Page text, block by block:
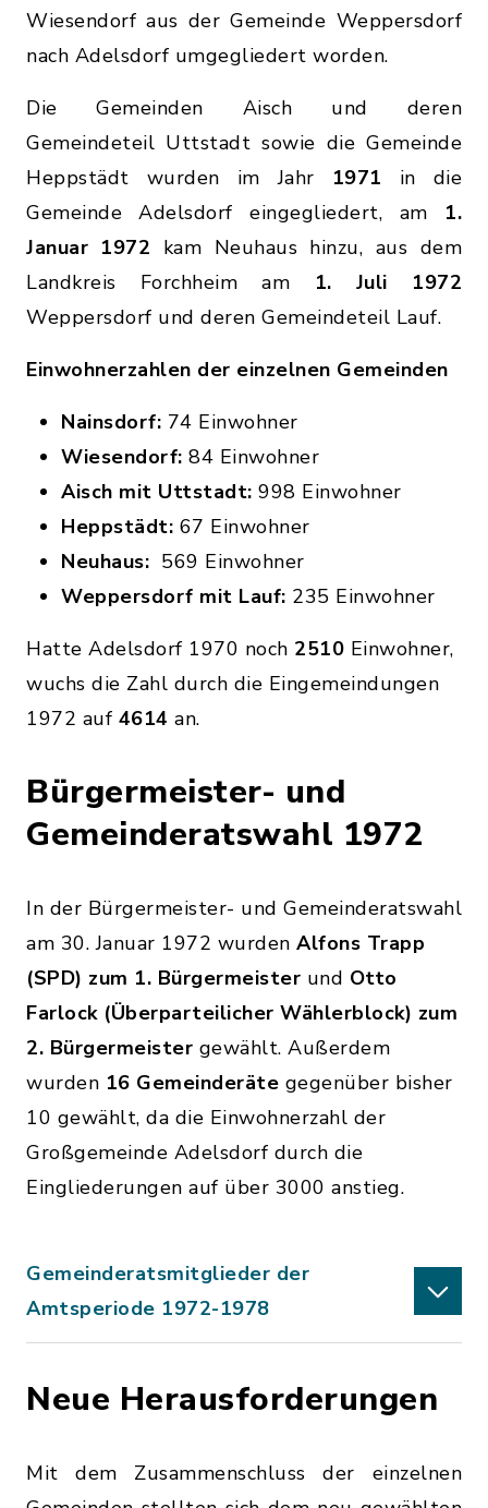
Wiesendorf aus der Gemeinde Weppersdorf
nach Adelsdorf umgegliedert worden.
Die Gemeinden Aisch und deren
Gemeindeteil Uttstadt sowie die Gemeinde
Heppstädt wurden im Jahr
1971 in die
Gemeinde Adelsdorf eingegliedert, am 1.
Januar 1972 kam Neuhaus hinzu, aus dem
Landkreis Forchheim am 1. Juli 1972
Weppersdorf und deren Gemeindeteil Lauf.
Einwohnerzahlen der einzelnen Gemeinden
Nainsdorf: 74 Einwohner
Wiesendorf: 84 Einwohner
Aisch mit Uttstadt: 998 Einwohner
Heppstädt: 67 Einwohner
Neuhaus: 569 Einwohner
Weppersdorf mit Lauf: 235 Einwohner
Hatte Adelsdorf 1970 noch 2510 Einwohner,
wuchs die Zahl durch die Eingemeindungen
1972 auf 4614 an.
Bürgermeister- und
Gemeinderatswahl 1972
In der Bürgermeister- und Gemeinderatswahl
am 30. Januar 1972 wurden Alfons Trapp
(SPD) zum 1. Bürgermeister und Otto
Farlock (Überparteilicher Wählerblock) zum
2. Bürgermeister gewählt. Außerdem
wurden 16 Gemeinderäte gegenüber bisher
10 gewählt, da die Einwohnerzahl der
Großgemeinde Adelsdorf durch die
Eingliederungen auf über 3000 anstieg.
Gemeinderatsmitglieder der
Amtsperiode 1972-1978
Neue Herausforderungen
Mit dem Zusammenschluss der einzelnen